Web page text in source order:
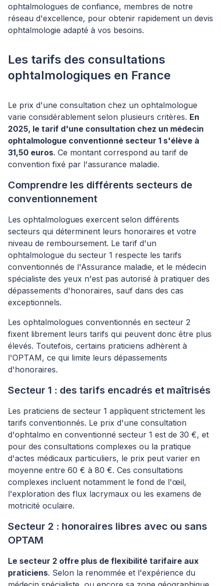
ophtalmologues de confiance, membres de notre
réseau d'excellence, pour obtenir rapidement un devis
ophtalmologie adapté à vos besoins.
Les tarifs des consultations
ophtalmologiques en France
Le prix d'une consultation chez un ophtalmologue
varie considérablement selon plusieurs critères. En
2025, le tarif d'une consultation chez un médecin
ophtalmologue conventionné secteur 1 s'élève à
31,50 euros. Ce montant correspond au tarif de
convention fixé par l'assurance maladie.
Comprendre les différents secteurs de
conventionnement
Les ophtalmologues exercent selon différents
secteurs qui déterminent leurs honoraires et votre
niveau de remboursement. Le tarif d'un
ophtalmologue du secteur 1 respecte les tarifs
conventionnés de l'Assurance maladie, et le médecin
spécialiste des yeux n'est pas autorisé à pratiquer des
dépassements d'honoraires, sauf dans des cas
exceptionnels.
Les ophtalmologues conventionnés en secteur 2
fixent librement leurs tarifs qui peuvent donc être plus
élevés. Toutefois, certains praticiens adhèrent à
l'OPTAM, ce qui limite leurs dépassements
d'honoraires.
Secteur 1 : des tarifs encadrés et maîtrisés
Les praticiens de secteur 1 appliquent strictement les
tarifs conventionnés. Le prix d'une consultation
d'ophtalmo en conventionné secteur 1 est de 30 €, et
pour des consultations complexes ou la pratique
d'actes médicaux particuliers, le prix peut varier en
moyenne entre 60 € à 80 €. Ces consultations
complexes incluent notamment le fond de l'œil,
l'exploration des flux lacrymaux ou les examens de
motricité oculaire.
Secteur 2 : honoraires libres avec ou sans
OPTAM
Le secteur 2 offre plus de flexibilité tarifaire aux
praticiens. Selon la renommée et l'expérience du